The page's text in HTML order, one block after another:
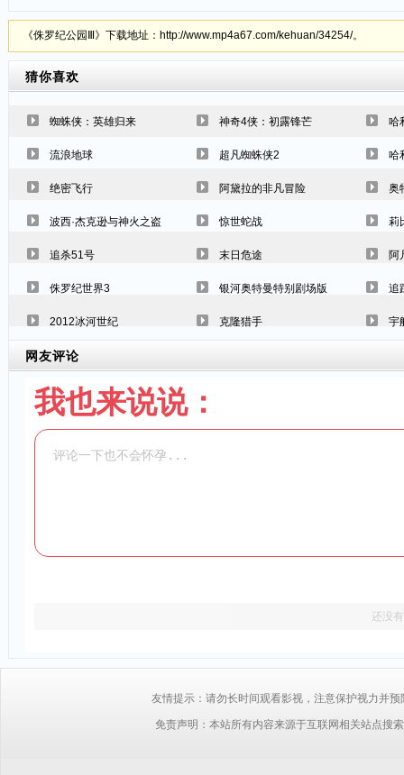
《侏罗纪公园Ⅲ》下载地址：http://www.mp4a67.com/kehuan/34254/。
猜你喜欢
蜘蛛侠：英雄归来 神奇4侠：初露锋芒 哈
流浪地球 超凡蜘蛛侠2 哈
绝密飞行 阿黛拉的非凡冒险 奥
波西·杰克逊与神火之盗 惊世蛇战 莉
追杀51号 末日危途 阿
侏罗纪世界3 银河奥特曼特别剧场版 追
2012冰河世纪 克隆猎手 宇
网友评论
我也来说说：
还没
友情提示：请勿长时间观看影视，注意保护视力并
免责声明：本站所有内容来源于互联网相关站点搜